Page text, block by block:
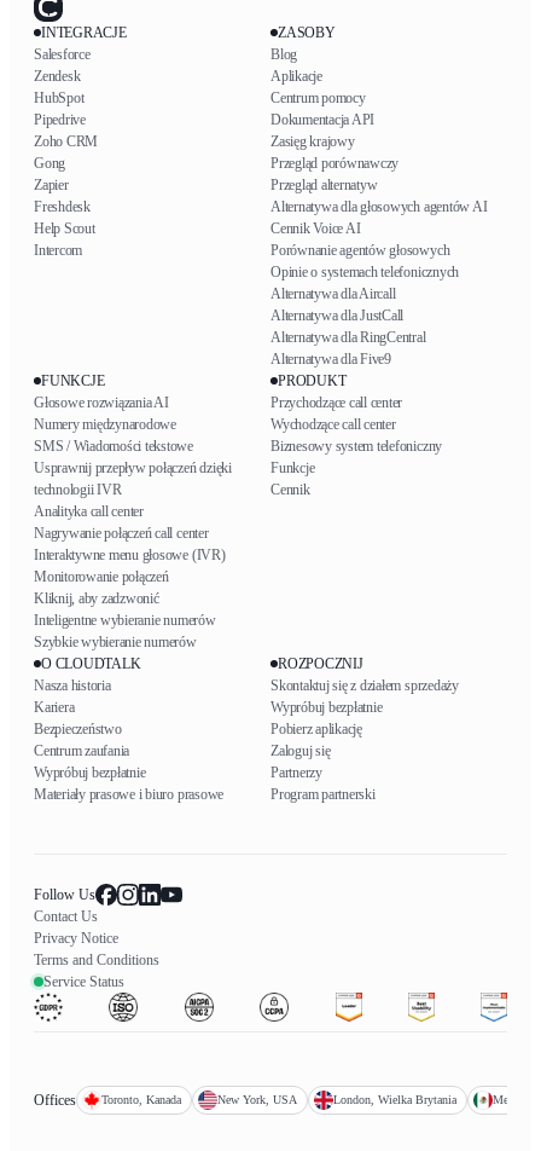
INTEGRACJE
Salesforce
Zendesk
HubSpot
Pipedrive
Zoho CRM
Gong
Zapier
Freshdesk
Help Scout
Intercom
ZASOBY
Blog
Aplikacje
Centrum pomocy
Dokumentacja API
Zasięg krajowy
Przegląd porównawczy
Przegląd alternatyw
Alternatywa dla głosowych agentów AI
Cennik Voice AI
Porównanie agentów głosowych
Opinie o systemach telefonicznych
Alternatywa dla Aircall
Alternatywa dla JustCall
Alternatywa dla RingCentral
Alternatywa dla Five9
FUNKCJE
Głosowe rozwiązania AI
Numery międzynarodowe
SMS / Wiadomości tekstowe
Usprawnij przepływ połączeń dzięki
technologii IVR
Analityka call center
Nagrywanie połączeń call center
Interaktywne menu głosowe (IVR)
Monitorowanie połączeń
Kliknij, aby zadzwonić
Inteligentne wybieranie numerów
Szybkie wybieranie numerów
PRODUKT
Przychodzące call center
Wychodzące call center
Biznesowy system telefoniczny
Funkcje
Cennik
O CLOUDTALK
Nasza historia
Kariera
Bezpieczeństwo
Centrum zaufania
Wypróbuj bezpłatnie
Materiały prasowe i biuro prasowe
ROZPOCZNIJ
Skontaktuj się z działem sprzedaży
Wypróbuj bezpłatnie
Pobierz aplikację
Zaloguj się
Partnerzy
Program partnerski
Follow Us
Contact Us
Privacy Notice
Terms and Conditions
Service Status
Offices Toronto, Kanada New York, USA London, Wielka Brytania Mexico